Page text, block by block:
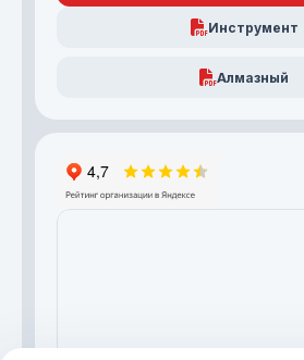
Инструмент
Алмазный